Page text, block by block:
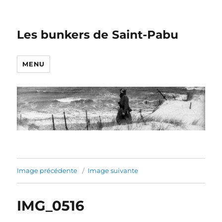
Les bunkers de Saint-Pabu
MENU
Image précédente Image suivante
IMG_0516